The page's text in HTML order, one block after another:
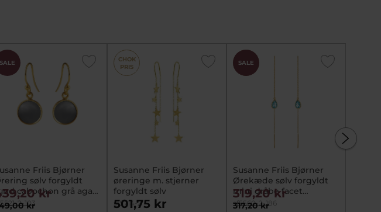
SALE
Friis Bjørner
sølv forgyldt
cabochon grå agat
mm2-103
kr
kr
CHOK
PRIS
Susanne Friis Bjørner
øreringe m. stjerner
forgyldt sølv
sf5714-2
501,75 kr
CHOK
PRIS
SALE
Susanne Friis Bjørner
Ørekæde sølv forgyldt
mini dråbe facet
syntetisk blå topas
sf5560-2-186
317,20 kr
319,20 kr